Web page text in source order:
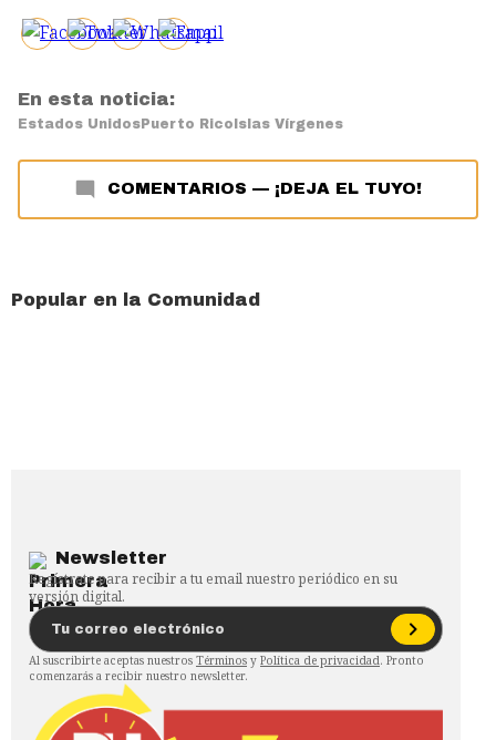
En esta noticia:
Estados UnidosPuerto RicoIslas Vírgenes
COMENTARIOS — ¡DEJA EL TUYO!
Popular en la Comunidad
Newsletter
Regístrate para recibir a tu email nuestro periódico en su
versión digital.
Al suscribirte aceptas nuestros Términos y Política de privacidad. Pronto
comenzarás a recibir nuestro newsletter.